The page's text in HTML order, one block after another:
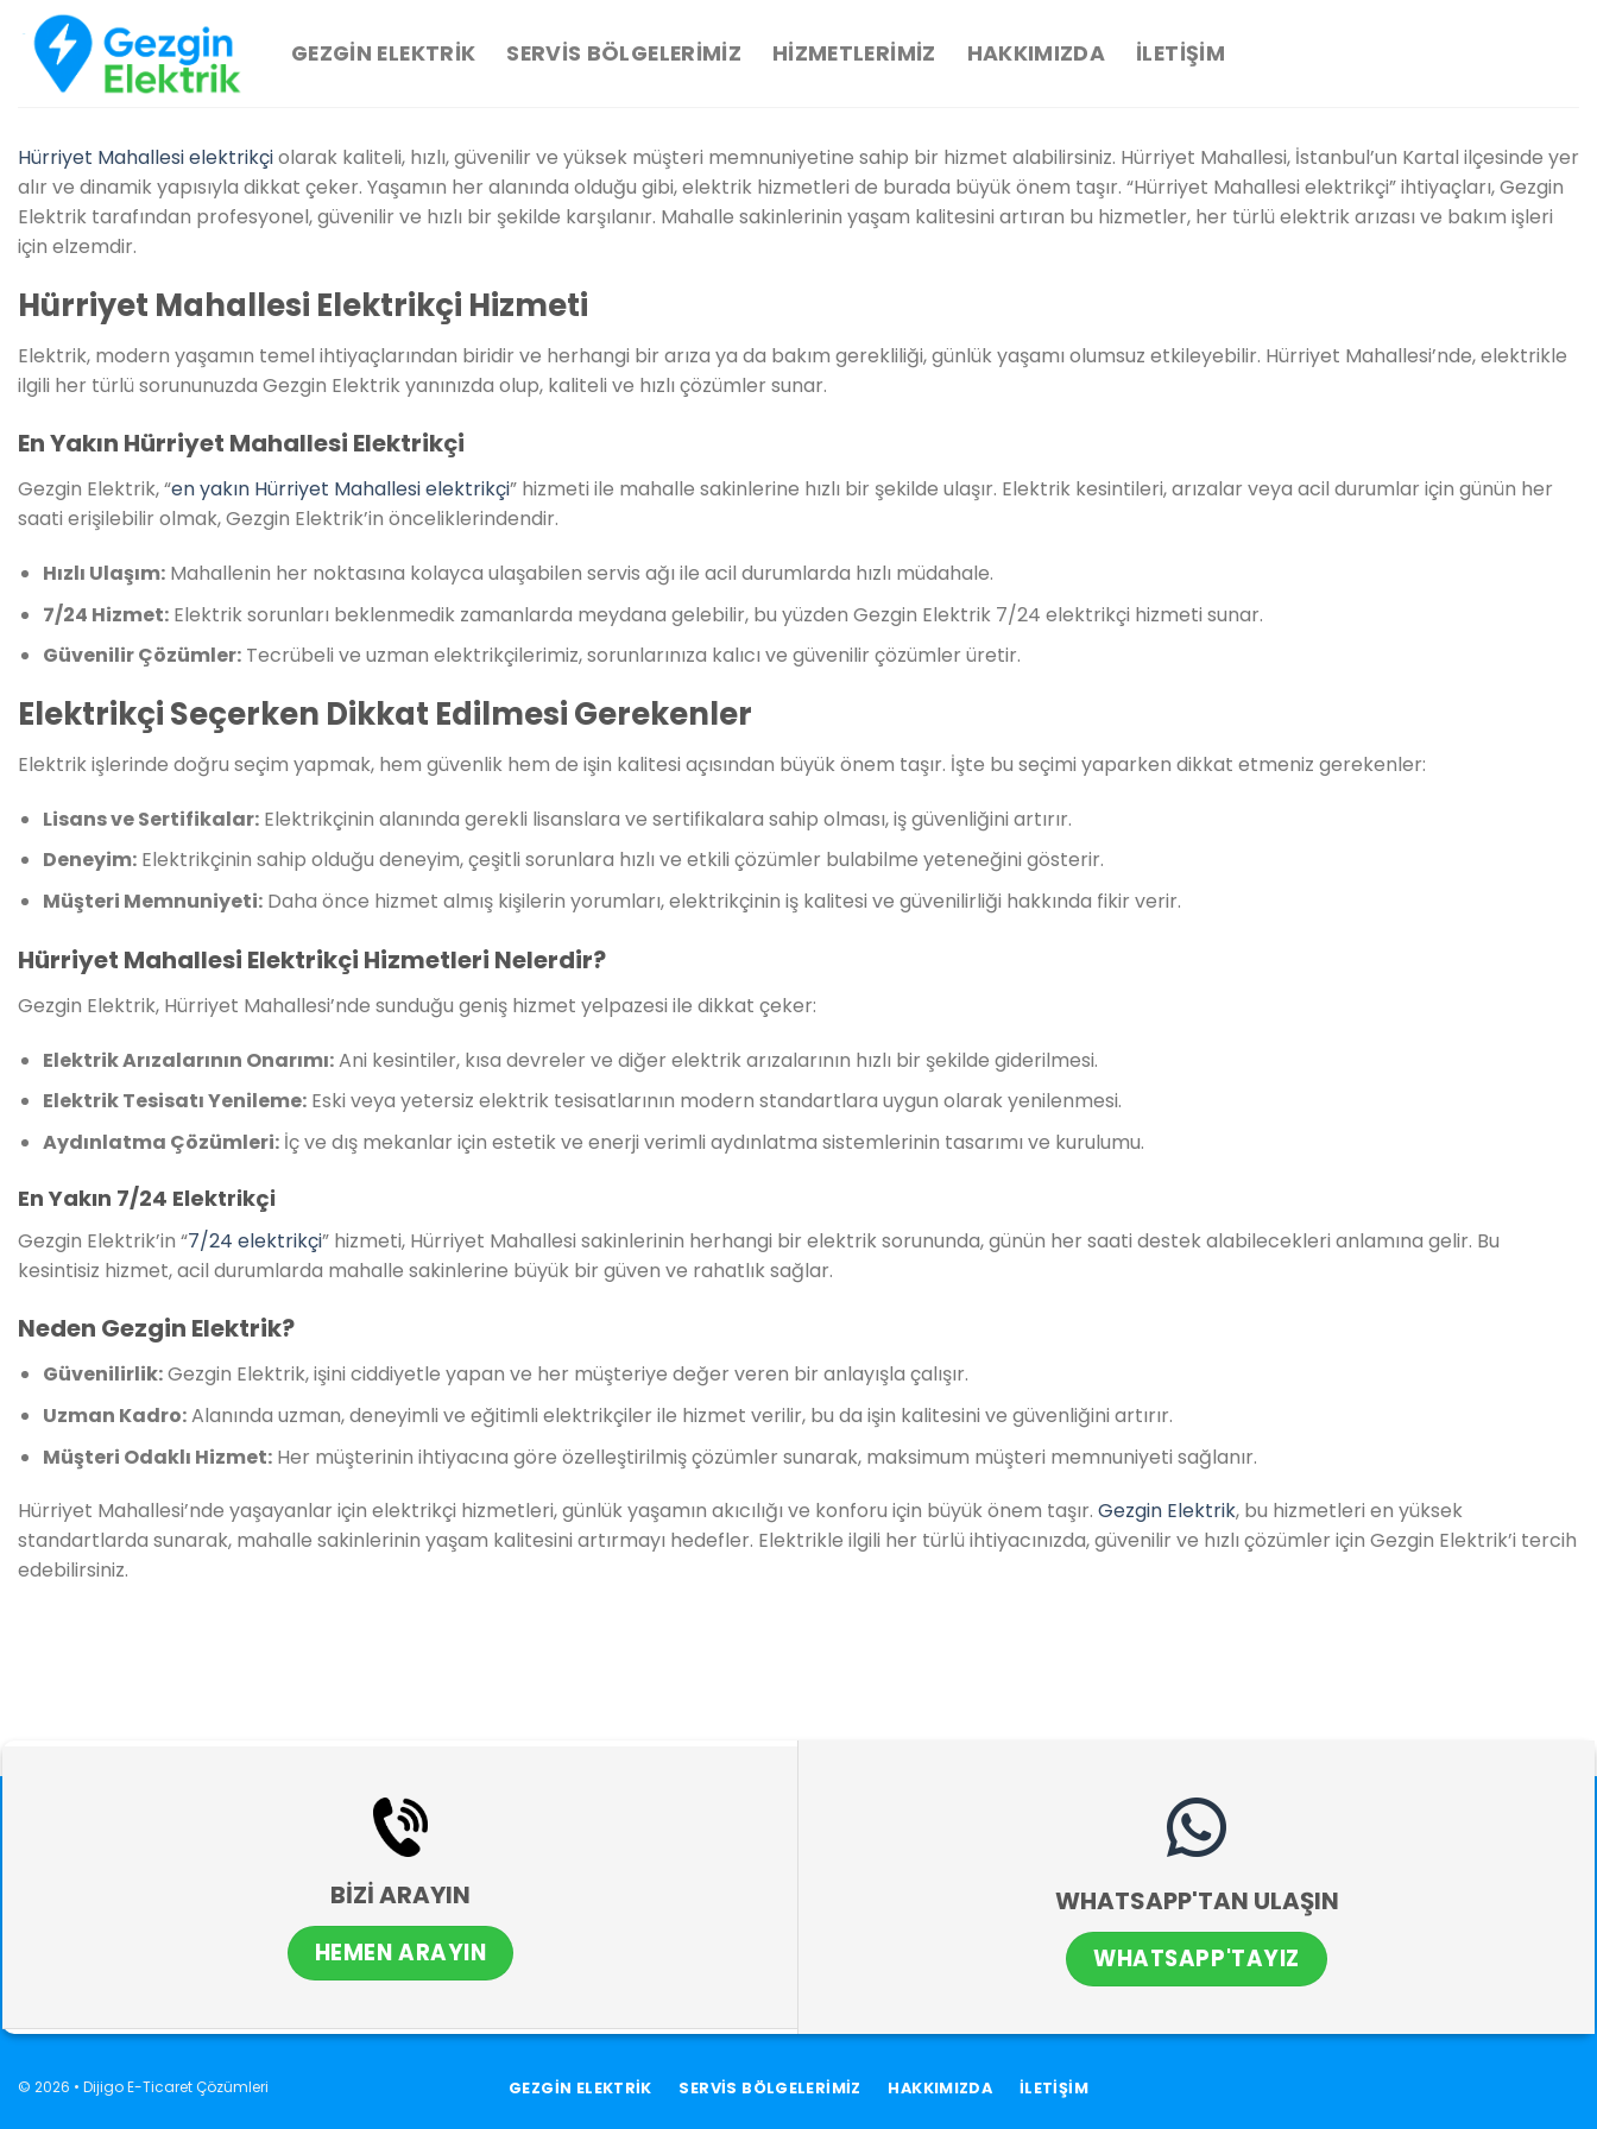
İçeriğe
atla
GEZGIN ELEKTRIK SERVIS BÖLGELERIMIZ HIZMETLERIMIZ HAKKIMIZDA İLETIŞIM
Hürriyet Mahallesi elektrikçiolarak kaliteli, hızlı, güvenilir ve yüksek müşteri memnuniyetine sahip bir hizmet alabilirsiniz. Hürriyet Mahallesi, İstanbul’un Kartal ilçesinde yer
alır ve dinamik yapısıyla dikkat çeker. Yaşamın her alanında olduğu gibi, elektrik hizmetleri de burada büyük önem taşır. “Hürriyet Mahallesi elektrikçi” ihtiyaçları, Gezgin
Elektrik tarafından profesyonel, güvenilir ve hızlı bir şekilde karşılanır. Mahalle sakinlerinin yaşam kalitesini artıran bu hizmetler, her türlü elektrik arızası ve bakım işleri
için elzemdir.
Hürriyet Mahallesi Elektrikçi Hizmeti
Elektrik, modern yaşamın temel ihtiyaçlarından biridir ve herhangi bir arıza ya da bakım gerekliliği, günlük yaşamı olumsuz etkileyebilir. Hürriyet Mahallesi’nde, elektrikle
ilgili her türlü sorununuzda Gezgin Elektrik yanınızda olup, kaliteli ve hızlı çözümler sunar.
En Yakın Hürriyet Mahallesi Elektrikçi
Gezgin Elektrik, “en yakın Hürriyet Mahallesi elektrikçi” hizmeti ile mahalle sakinlerine hızlı bir şekilde ulaşır. Elektrik kesintileri, arızalar veya acil durumlar için günün her
saati erişilebilir olmak, Gezgin Elektrik’in önceliklerindendir.
Hızlı Ulaşım:Mahallenin her noktasına kolayca ulaşabilen servis ağı ile acil durumlarda hızlı müdahale.
7/24 Hizmet:Elektrik sorunları beklenmedik zamanlarda meydana gelebilir, bu yüzden Gezgin Elektrik 7/24 elektrikçi hizmeti sunar.
Güvenilir Çözümler:Tecrübeli ve uzman elektrikçilerimiz, sorunlarınıza kalıcı ve güvenilir çözümler üretir.
Elektrikçi Seçerken Dikkat Edilmesi Gerekenler
Elektrik işlerinde doğru seçim yapmak, hem güvenlik hem de işin kalitesi açısından büyük önem taşır. İşte bu seçimi yaparken dikkat etmeniz gerekenler:
Lisans ve Sertifikalar:Elektrikçinin alanında gerekli lisanslara ve sertifikalara sahip olması, iş güvenliğini artırır.
Deneyim:Elektrikçinin sahip olduğu deneyim, çeşitli sorunlara hızlı ve etkili çözümler bulabilme yeteneğini gösterir.
Müşteri Memnuniyeti:Daha önce hizmet almış kişilerin yorumları, elektrikçinin iş kalitesi ve güvenilirliği hakkında fikir verir.
Hürriyet Mahallesi Elektrikçi Hizmetleri Nelerdir?
Gezgin Elektrik, Hürriyet Mahallesi’nde sunduğu geniş hizmet yelpazesi ile dikkat çeker:
Elektrik Arızalarının Onarımı:Ani kesintiler, kısa devreler ve diğer elektrik arızalarının hızlı bir şekilde giderilmesi.
Elektrik Tesisatı Yenileme:Eski veya yetersiz elektrik tesisatlarının modern standartlara uygun olarak yenilenmesi.
Aydınlatma Çözümleri:İç ve dış mekanlar için estetik ve enerji verimli aydınlatma sistemlerinin tasarımı ve kurulumu.
En Yakın 7/24 Elektrikçi
Gezgin Elektrik’in “7/24 elektrikçi” hizmeti, Hürriyet Mahallesi sakinlerinin herhangi bir elektrik sorununda, günün her saati destek alabilecekleri anlamına gelir. Bu
kesintisiz hizmet, acil durumlarda mahalle sakinlerine büyük bir güven ve rahatlık sağlar.
Neden Gezgin Elektrik?
Güvenilirlik:Gezgin Elektrik, işini ciddiyetle yapan ve her müşteriye değer veren bir anlayışla çalışır.
Uzman Kadro:Alanında uzman, deneyimli ve eğitimli elektrikçiler ile hizmet verilir, bu da işin kalitesini ve güvenliğini artırır.
Müşteri Odaklı Hizmet:Her müşterinin ihtiyacına göre özelleştirilmiş çözümler sunarak, maksimum müşteri memnuniyeti sağlanır.
Hürriyet Mahallesi’nde yaşayanlar için elektrikçi hizmetleri, günlük yaşamın akıcılığı ve konforu için büyük önem taşır. Gezgin Elektrik, bu hizmetleri en yüksek
standartlarda sunarak, mahalle sakinlerinin yaşam kalitesini artırmayı hedefler. Elektrikle ilgili her türlü ihtiyacınızda, güvenilir ve hızlı çözümler için Gezgin Elektrik’i tercih
edebilirsiniz.
BİZİ ARAYIN
HEMEN ARAYIN
WHATSAPP'TAN ULAŞIN
WHATSAPP'TAYIZ
© 2026 • Dijigo E-Ticaret Çözümleri GEZGİN ELEKTRİK SERVİS BÖLGELERİMİZ HAKKIMIZDA İLETİŞİM